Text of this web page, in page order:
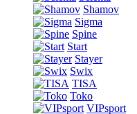
Shamov
Sigma
Spine
Start
Stayer
Swix
TISA
Toko
VIPsport